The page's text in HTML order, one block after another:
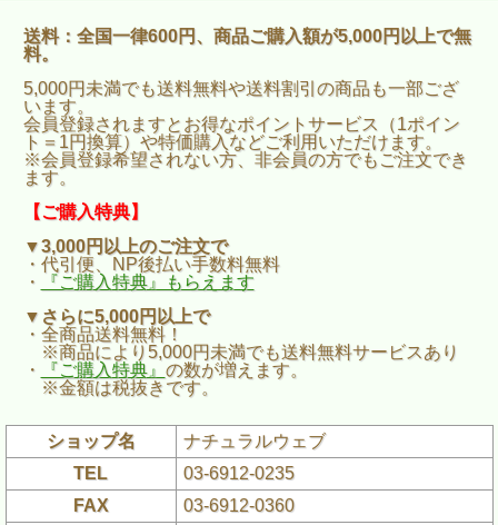
送料：全国一律600円、商品ご購入額が5,000円以上で無
料。
5,000円未満でも送料無料や送料割引の商品も一部ござ
います。
会員登録されますとお得なポイントサービス（1ポイン
ト＝1円換算）や特価購入などご利用いただけます。
※会員登録希望されない方、非会員の方でもご注文でき
ます。
【ご購入特典】
▼3,000円以上のご注文で
・代引便、NP後払い手数料無料
・
『ご購入特典』もらえます
▼さらに5,000円以上で
・全商品送料無料！
※商品により5,000円未満でも送料無料サービスあり
・
『ご購入特典』 の数が増えます。
※金額は税抜きです。
ショップ名
ナチュラルウェブ
TEL
03-6912-0235
FAX
03-6912-0360